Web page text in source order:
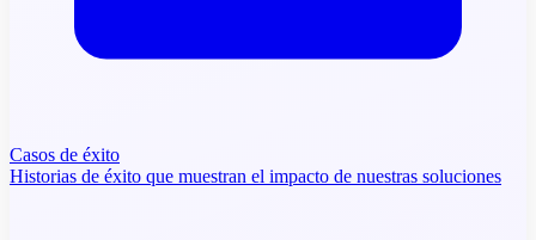
Casos de éxito
Historias de éxito que muestran el impacto de nuestras soluciones